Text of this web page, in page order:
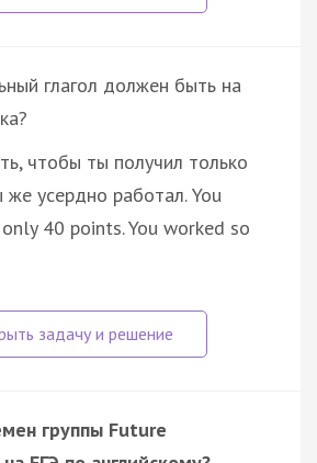
глагол должен быть на
чтобы ты получил только
же усердно работал. You
only 40 points. You worked so
группы Future